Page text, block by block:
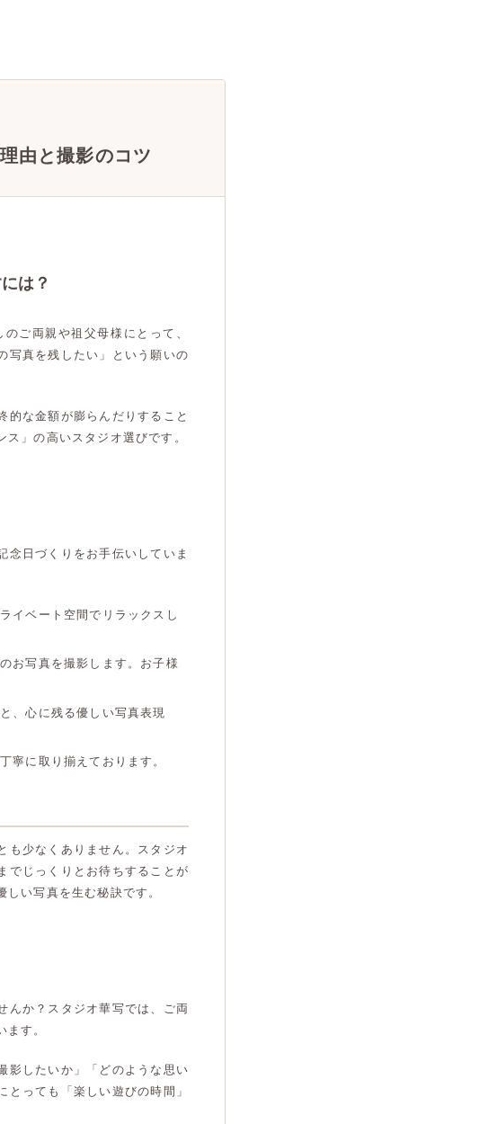
由と撮影のコツ
は？
ご両親や祖父母様にとって、
写真を残したい」という願いの
的な金額が膨らんだりすること
」の高いスタジオ選びです。
念日づくりをお手伝いしていま
イベート空間でリラックスし
お写真を撮影します。お子様
、心に残る優しい写真表現
寧に取り揃えております。
も少なくありません。スタジオ
でじっくりとお待ちすることが
い写真を生む秘訣です。
んか？スタジオ華写では、ご両
す。
影したいか」「どのような思い
っても「楽しい遊びの時間」